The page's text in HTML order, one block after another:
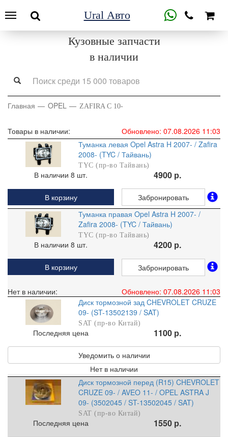
Ural Авто
Кузовные запчасти
в наличии
Главная OPEL ZAFIRA C 10-
Товары в наличии:
Обновлено: 07.08.2026 11:03
Туманка левая Opel Astra H 2007- / Zafira
2008- (TYC / Тайвань)
TYC (пр-во Тайвань)
В наличии 8 шт. 4900 р.
В корзину
Забронировать
Туманка правая Opel Astra H 2007- /
Zafira 2008- (TYC / Тайвань)
TYC (пр-во Тайвань)
В наличии 8 шт. 4200 р.
В корзину Забронировать
Нет в наличии:
Обновлено: 07.08.2026 11:03
Диск тормозной зад CHEVROLET CRUZE
09- (ST-13502139 / SAT)
SAT (пр-во Китай)
Последняя цена 1100 р.
Уведомить о наличии
Нет в наличии
Диск тормозной перед (R15) CHEVROLET
CRUZE 09- / AVEO 11- / OPEL ASTRA J
09- (3502045 / ST-13502045 / SAT)
SAT (пр-во Китай)
Последняя цена 1550 р.